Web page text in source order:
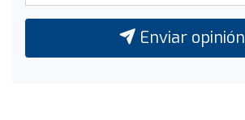
Enviar opinión